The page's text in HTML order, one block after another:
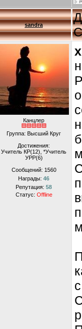
sandra
Канцлер
Группа: Высший Круг
Достижения:
Учитель КР(12), *Учитель
УРР(6)
Сообщений: 1560
Награды: 46
Репутация: 58
Статус: Offline